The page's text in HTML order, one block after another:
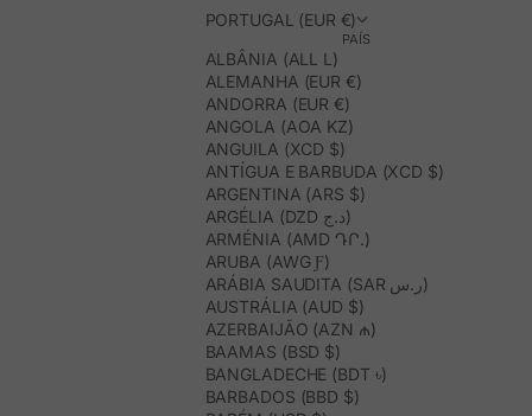
PORTUGAL (EUR €)
PAÍS
ALBÂNIA (ALL L)
ALEMANHA (EUR €)
ANDORRA (EUR €)
ANGOLA (AOA KZ)
ANGUILA (XCD $)
ANTÍGUA E BARBUDA (XCD $)
ARGENTINA (ARS $)
ARGÉLIA (DZD د.ج)
ARMÉNIA (AMD ԴՐ.)
ARUBA (AWG Ƒ)
ARÁBIA SAUDITA (SAR ر.س)
AUSTRÁLIA (AUD $)
AZERBAIJÃO (AZN ₼)
BAAMAS (BSD $)
BANGLADECHE (BDT ৳)
BARBADOS (BBD $)